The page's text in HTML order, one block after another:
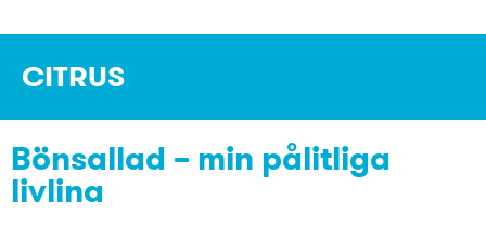
CITRUS
Bönsallad – min pålitliga
livlina